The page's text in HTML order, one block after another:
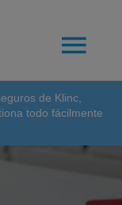
de Klinc,
todo fácilmente